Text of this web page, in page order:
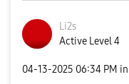
Li2s
Active Level 4
‎04-13-2025 06:34 PM in